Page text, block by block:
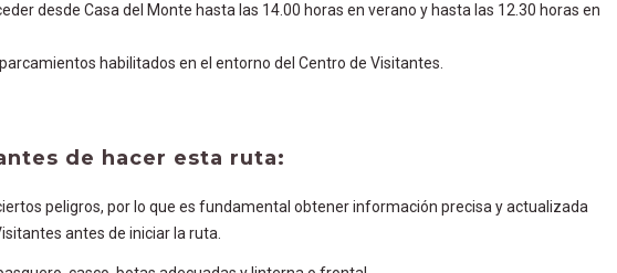
desde Casa del Monte hasta las 14.00 horas en verano y hasta las 12.30 horas en
habilitados en el entorno del Centro de Visitantes.
de hacer esta ruta:
peligros, por lo que es fundamental obtener información precisa y actualizada
antes de iniciar la ruta.